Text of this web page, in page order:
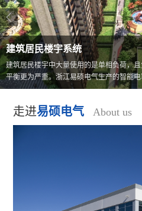
建筑居民楼宇系统
建筑居民楼宇中大量使用的是单相负荷，
平衡更为严重。浙江易硕电气生产的智能
好的解决三相不平衡负荷的问题。

走进易硕电气 About us